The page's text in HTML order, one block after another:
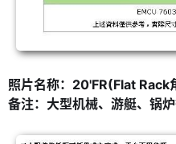
照片名称：20'FR(Flat Rack
备注：大型机械、游艇、锅